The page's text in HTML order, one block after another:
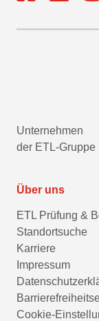
Unternehmen
der ETL-Gruppe
Über uns
ETL Prüfung &
Standortsuche
Karriere
Impressum
Cookie-